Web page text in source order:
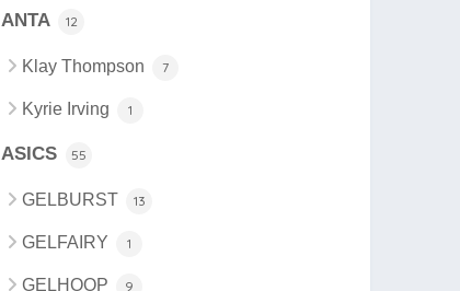
ANTA 12
Klay Thompson 7
Kyrie Irving 1
ASICS 55
GELBURST 13
GELFAIRY 1
GELHOOP 9